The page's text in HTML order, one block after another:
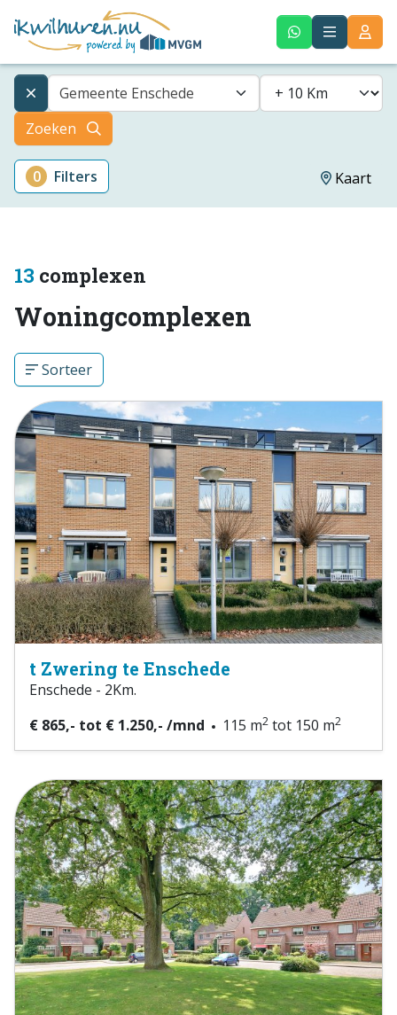
Gemeente Enschede
Zoeken
0 Filters Kaart
13 complexen
Woningcomplexen
Sorteer
t Zwering te Enschede
Enschede - 2Km.
€ 865,- tot € 1.250,- /mnd
115 m2 tot 150 m2